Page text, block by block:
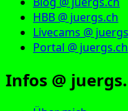
HBB @ juergs.ch
Livecams @
Portal @ juergs.ch
Infos @